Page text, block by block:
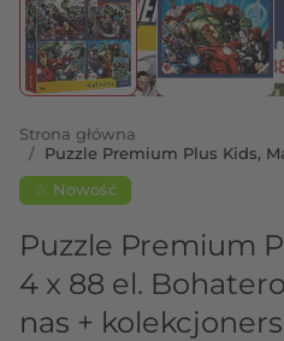
View larger image
View
Strona główna
/ Puzzle Premium Plus Kids,
są wśród nas + kolekcjonerski
☆ Nowość
Puzzle Premium
4 x 88 el.
nas +